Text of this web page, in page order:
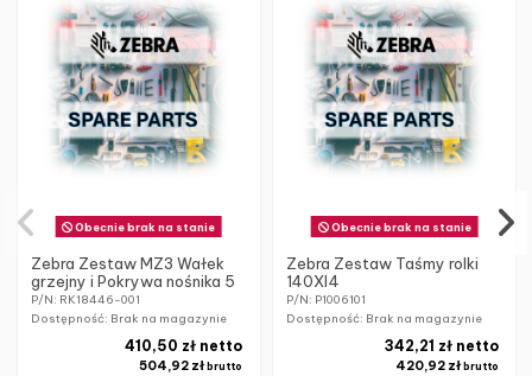
Obecnie brak na stanie
Zebra Zestaw MZ3 Wałek
grzejny i Pokrywa nośnika 5
P/N: RK18446-001
Dostępność: Brak na magazynie
504,92 złbrutto
410,50 zł netto
Obecnie brak na stanie
Zebra Zestaw Taśmy rolki
140XI4
P/N: P1006101
Dostępność: Brak na magazynie
420,92 zł brutto
342,21 zł netto